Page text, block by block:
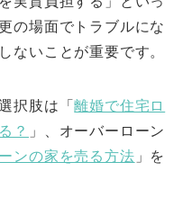
の場面でトラブルにな
ないことが重要です。
択肢は「離婚で住宅ロ
？
」、オーバーローン
ンの家を売る方法 」を